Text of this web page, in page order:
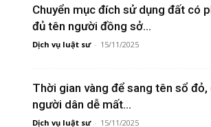
Chuyển mục đích sử dụng đất có
đủ tên người đồng sở...
Dịch vụ luật sư - 15/11/2025
Thời gian vàng để sang tên sổ đỏ,
người dân dễ mất...
Dịch vụ luật sư - 15/11/2025